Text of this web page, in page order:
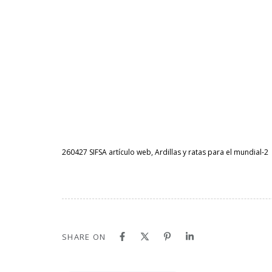
260427 SIFSA artículo web, Ardillas y ratas para el mundial-2
SHARE ON